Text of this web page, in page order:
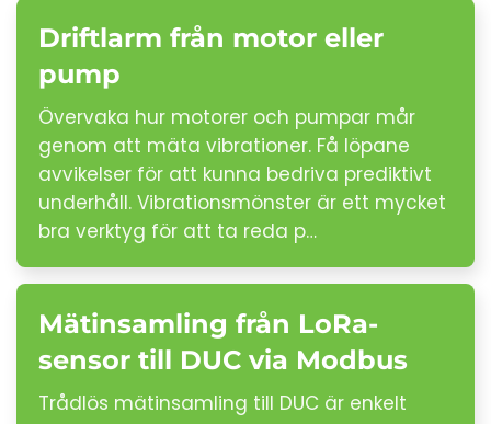
Driftlarm från motor eller
pump
Övervaka hur motorer och pumpar mår
genom att mäta vibrationer. Få löpane
avvikelser för att kunna bedriva prediktivt
underhåll. Vibrationsmönster är ett mycket
bra verktyg för att ta reda p…
Mätinsamling från LoRa-
sensor till DUC via Modbus
Trådlös mätinsamling till DUC är enkelt